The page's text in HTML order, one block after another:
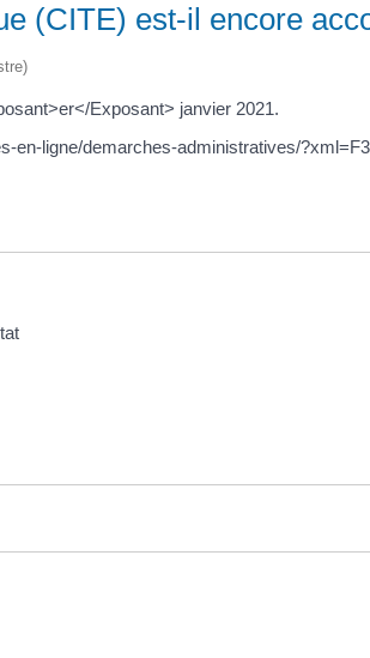
(CITE) est-il encore
Exposant> janvier 2021.
ligne/demarches-administratives/